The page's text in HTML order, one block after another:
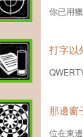
你已用
打字以
那邊窗
位在東